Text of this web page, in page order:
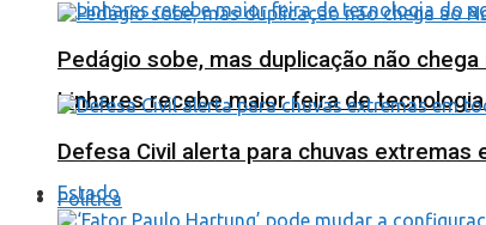
Linhares recebe maior feira de
Estado
Pedágio sobe, mas duplicação não chega
Defesa Civil alerta para chuvas
Política